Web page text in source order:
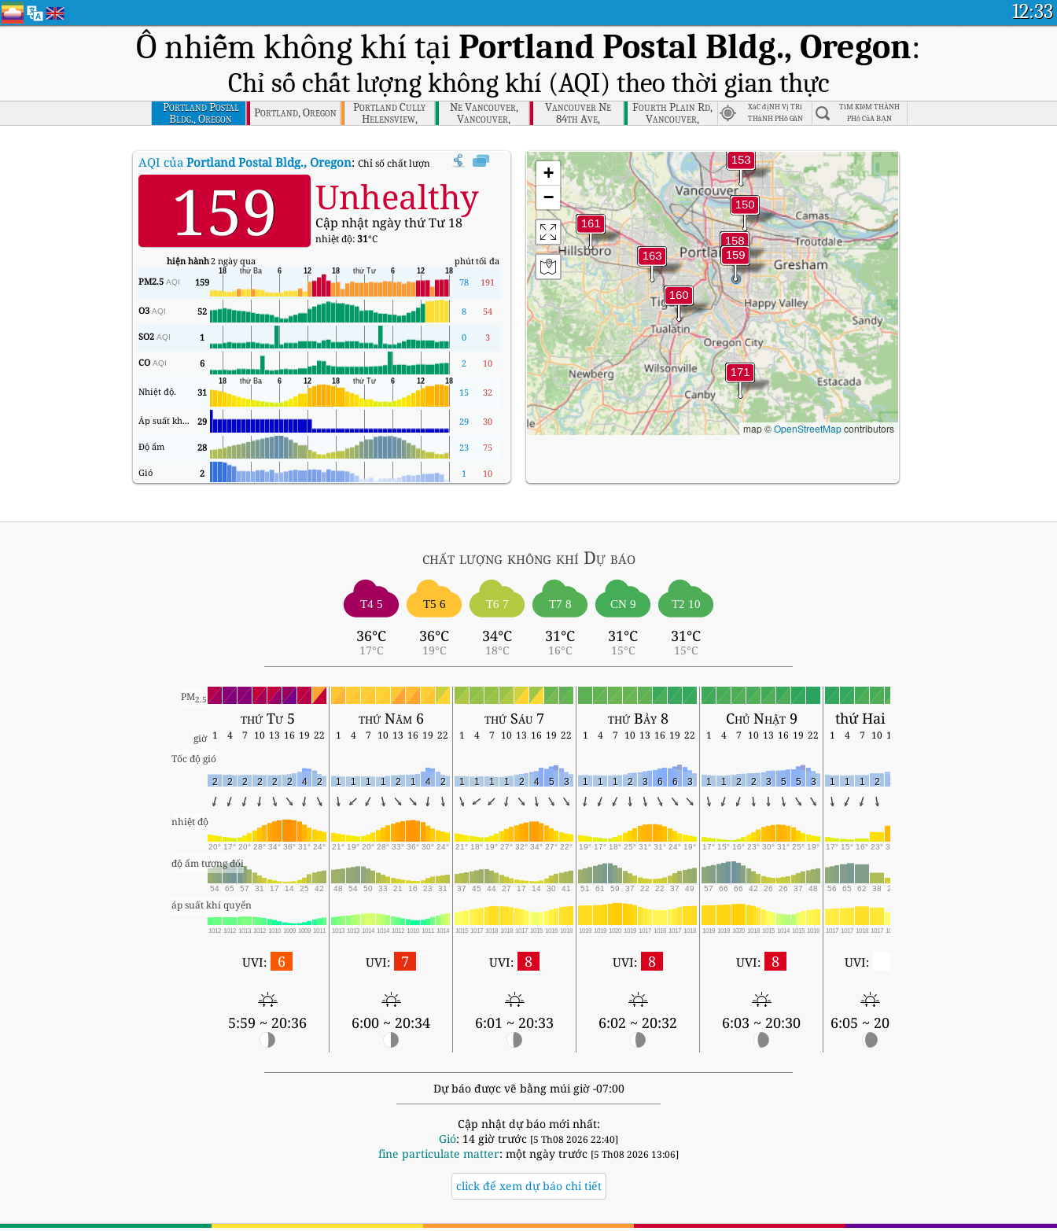
12:33
Ô nhiễm không khí tại Portland Postal Bldg., Oregon:
Chỉ số chất lượng không khí (AQI) theo thời gian thực
Portland Postal
Bldg., Oregon
Portland, Oregon
Portland Cully
Helensview,
Oregon
Ne Vancouver,
Vancouver,
Washington
Vancouver Ne
84th Ave,
Washington
Fourth Plain Rd,
Vancouver,
Washington
XáC địNH Vị TRí
THàNH PHố GầN
TìM KIếM THÀNH
PHố CủA BẠN
AQI của Portland Postal Bldg., Oregon: Chỉ số chất lượng không khí (AQI) thời gian thực Portland Postal Bldg., Oregon
159 Unhealthy
Cập nhật ngày thứ Tư 18
nhiệt độ:31°C
hiện hành2 ngày qua phúttối đa
PM2.5 AQI 159 78 191
O3 AQI 52 8 54
SO2 AQI 1 0 3
CO AQI 6 2 10
Nhiệt độ. 31 15 32
Áp suất không khí 29 29 30
Độ ẩm 28 23 75
Gió 2 1 10
+
−
map ©OpenStreetMapcontributors
chất lượng không khí Dự báo
T4 5
36°C
17°C
T5 6
36°C
19°C
T6 7
34°C
18°C
T7 8
31°C
16°C
CN 9
31°C
15°C
T2 10
31°C
15°C
PM2.5
thứ Tư 5 thứ Năm 6 thứ Sáu 7 thứ Bảy 8 Chủ Nhật 9 thứ Hai 10
giờ 1 4 7 10 13 16 19 22 1 4 7 10 13 16 19 22 1 4 7 10 13 16 19 22 1 4 7 10 13 16 19 22 1 4 7 10 13 16 19 22 1 4 7 10 13
Tốc độ gió
2 2 2 2 2 2 4 2 1 1 1 1 2 1 4 2 1 1 1 1 2 4 5 3 1 1 1 2 3 6 6 3 1 1 2 2 3 5 5 3 1 1 1 2 3
nhiệt độ
20° 17° 20° 28° 34° 36° 31° 24° 21° 19° 20° 28° 33° 36° 30° 24° 21° 18° 19° 27° 32° 34° 27° 22° 19° 17° 18° 25° 31° 31° 24° 19° 17° 15° 16° 23° 30° 31° 25° 19° 17° 15° 16° 23° 30°
độ ẩm tương đối
54 65 57 31 17 14 25 42 48 54 50 33 21 16 23 31 37 45 44 27 17 14 30 41 51 61 59 37 22 22 37 49 57 66 66 42 26 26 37 48 56 65 62 38 25
áp suất khí quyển
1012 1012 1013 1012 1010 1009 1009 1011 1013 1013 1014 1014 1012 1010 1011 1014 1015 1017 1018 1018 1017 1015 1016 1018 1019 1019 1020 1019 1017 1016 1017 1018 1019 1019 1020 1018 1015 1014 1015 1016 1017 1017 1018 1017 1015
UVI: 6
5:59 ~ 20:36
UVI: 7
6:00 ~ 20:34
UVI: 8
6:01 ~ 20:33
UVI: 8
6:02 ~ 20:32
UVI: 8
6:03 ~ 20:30
UVI:
6:05 ~ 20:29
Dự báo được vẽ bằng múi giờ -07:00
Cập nhật dự báo mới nhất:
Gió: 14 giờ trước [5 Th08 2026 22:40]
fine particulate matter: một ngày trước [5 Th08 2026 13:06]
click để xem dự báo chi tiết